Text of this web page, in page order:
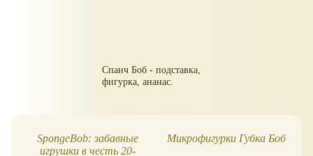
Спанч Боб - подставка,
фигурка, ананас.
SpongeBob: забавные
игрушки в честь 20-
Микрофигурки Губка Боб